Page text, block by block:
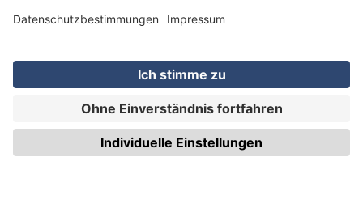
WIRmachenDRUCK GmbH
Illerstraße 15
71522 Backnang
Tel.: +49 (0) 711 995 982 - 20